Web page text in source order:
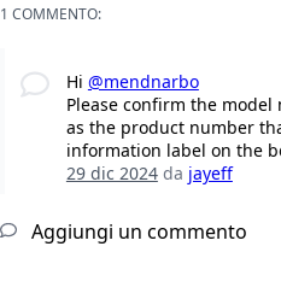
1 COMMENTO:
Hi @mendnarbo
Please confirm the
as the product number
information label on the
29 dic 2024da jayeff
Aggiungi un commento